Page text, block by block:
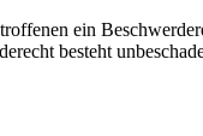
ein
besteht